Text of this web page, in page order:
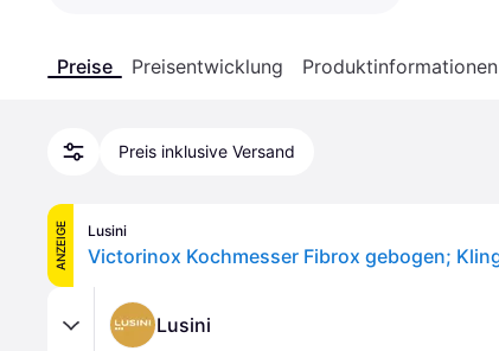
Preise Preisentwicklung Produktinformationen
Preis inklusive Versand
ANZEIGE Lusini
Lusini